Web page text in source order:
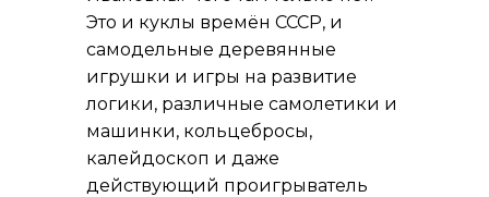
Это и куклы времён СССР, и
самодельные деревянные
игрушки и игры на развитие
логики, различные самолетики и
машинки, кольцебросы,
калейдоскоп и даже
действующий проигрыватель